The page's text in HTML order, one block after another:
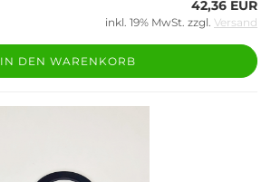
42,36 EUR
inkl. 19% MwSt. zzgl. Versand
IN DEN WARENKORB